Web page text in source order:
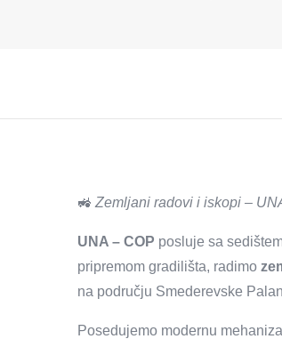
🚜 Zemljani radovi i iskopi –
UNA – COP posluje sa
pripremom gradilišta, radimo
na području Smederevske
Posedujemo modernu